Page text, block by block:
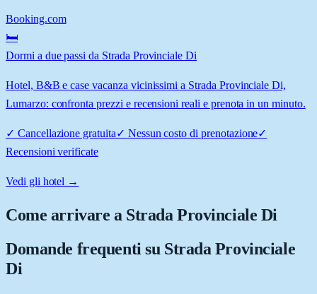
Booking.com
🛏️
Dormi a due passi da Strada Provinciale Di
Hotel, B&B e case vacanza vicinissimi a Strada Provinciale Di,
Lumarzo: confronta prezzi e recensioni reali e prenota in un minuto.
✓ Cancellazione gratuita✓ Nessun costo di prenotazione✓
Recensioni verificate
Vedi gli hotel →
Come arrivare a Strada Provinciale Di
Domande frequenti su Strada Provinciale
Di